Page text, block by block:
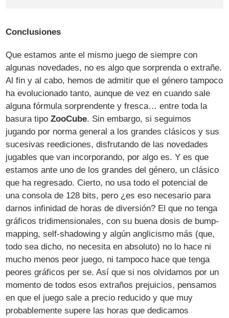
Conclusiones
Que estamos ante el mismo juego de siempre con
algunas novedades, no es algo que sorprenda o extrañe.
Al fin y al cabo, hemos de admitir que el género tampoco
ha evolucionado tanto, aunque de vez en cuando sale
alguna fórmula sorprendente y fresca… entre toda la
basura tipoZooCube. Sin embargo, si seguimos
jugando por norma general a los grandes clásicos y sus
sucesivas reediciones, disfrutando de las novedades
jugables que van incorporando, por algo es. Y es que
estamos ante uno de los grandes del género, un clásico
que ha regresado. Cierto, no usa todo el potencial de
una consola de 128 bits, pero ¿es eso necesario para
darnos infinidad de horas de diversión? El que no tenga
gráficos tridimensionales, con su buena dosis de bump-
mapping, self-shadowing y algún anglicismo más (que,
todo sea dicho, no necesita en absoluto) no lo hace ni
mucho menos peor juego, ni tampoco hace que tenga
peores gráficos per se. Así que si nos olvidamos por un
momento de todos esos extraños prejuicios, pensamos
en que el juego sale a precio reducido y que muy
probablemente supere las horas que dedicamos